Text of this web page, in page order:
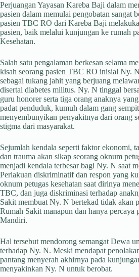
Perjuangan Yayasan Kareba Baji dalam
pasien dalam memulai pengobatan sangat
pasien TBC RO dari Kareba Baji
pasien, baik melalui kunjungan ke rumah
Kesehatan.
Salah satu pengalaman berkesan selama
kisah seorang pasien TBC RO inisial Ny.
sebagai tukang jahit yang berjuang
disertai diabetes militus. Ny. N tinggal
guru honorer serta tiga orang anaknya
padat penduduk, kumuh dalam gang
menyembunyikan penyakitnya dari orang
stigma dari masyarakat.
Sejumlah kendala seperti faktor ekonomi,
dan trauma akan sikap seorang oknum
menjadi kendala terbesar bagi Ny. N saat
Perlakuan diskriminatif dan respon yang
oknum petugas kesehatan saat dirinya
TBC, dan juga diskriminasi terhadap
Sakit membuat Ny. N bertekad tidak akan
Rumah Sakit manapun dan hanya percaya
Mandiri.
Hal tersebut mendorong semangat Dewa
terhadap Ny. N. Meski mendapat
pantang menyerah akhirnya pada
menyakinkan Ny. N untuk berobat.